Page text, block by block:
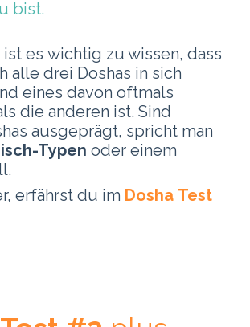
bist.
es wichtig zu wissen, dass
alle drei Doshas in sich
eines davon oftmals
die anderen ist. Sind
ausgeprägt, spricht man
Typen oder einem
erfährst du im Dosha Test